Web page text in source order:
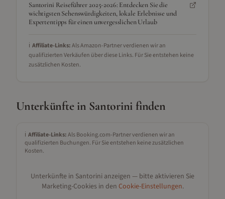
Santorini Reiseführer 2025-2026: Entdecken Sie die
wichtigsten Sehenswürdigkeiten, lokale Erlebnisse und
Expertentipps für einen unvergesslichen Urlaub
ℹ️ Affiliate-Links:Als Amazon-Partner verdienen wir an
qualifizierten Verkäufen über diese Links. Für Sie entstehen keine
zusätzlichen Kosten.
Unterkünfte in Santorini finden
ℹ️ Affiliate-Links:Als Booking.com-Partner verdienen wir an
qualifizierten Buchungen. Für Sie entstehen keine zusätzlichen
Kosten.
Unterkünfte in Santorini anzeigen — bitte aktivieren Sie
Marketing-Cookies in den Cookie-Einstellungen.